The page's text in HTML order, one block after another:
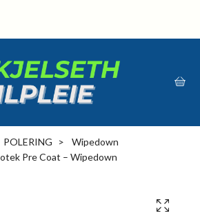
POLERING
Wipedown
Pre Coat – Wipedown